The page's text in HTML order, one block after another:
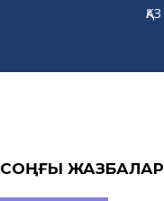
ҚАЗ
CОҢҒЫ ЖАЗБАЛАР